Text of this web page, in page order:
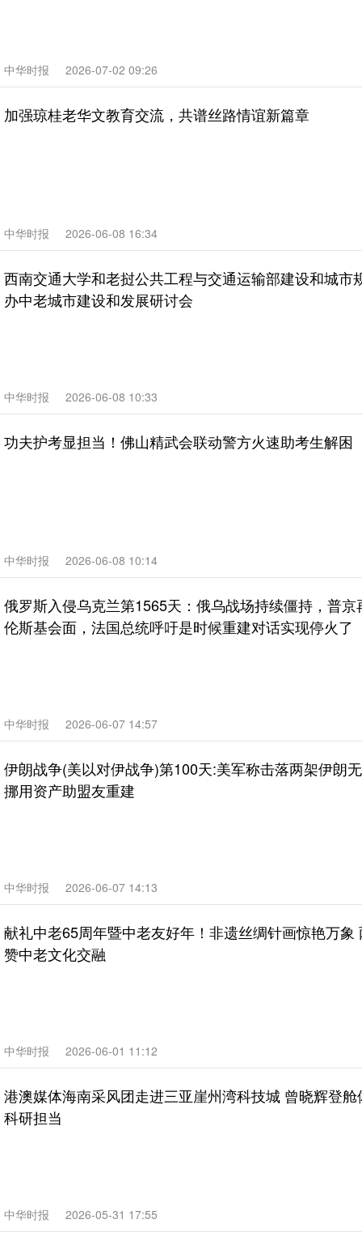
中华时报 2026-07-02 09:26
加强琼桂老华文教育交流，共谱丝路情谊新篇章
中华时报 2026-06-08 16:34
西南交通大学和老挝公共工程与交通运输部建设和城市
办中老城市建设和发展研讨会
中华时报 2026-06-08 10:33
功夫护考显担当！佛山精武会联动警方火速助考生解困
中华时报 2026-06-08 10:14
俄罗斯入侵乌克兰第1565天：俄乌战场持续僵持，普京
伦斯基会面，法国总统呼吁是时候重建对话实现停火了
中华时报 2026-06-07 14:57
伊朗战争(美以对伊战争)第100天:美军称击落两架伊朗
挪用资产助盟友重建
中华时报 2026-06-07 14:13
献礼中老65周年暨中老友好年！非遗丝绸针画惊艳万象
赞中老文化交融
中华时报 2026-06-01 11:12
港澳媒体海南采风团走进三亚崖州湾科技城 曾晓辉登
科研担当
中华时报 2026-05-31 17:55